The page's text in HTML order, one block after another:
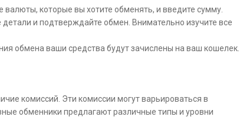
валюты, которые вы хотите обменять, и введите сумму.
детали и подтверждайте обмен. Внимательно изучите все
обмена ваши средства будут зачислены на ваш кошелек.
комиссий. Эти комиссии могут варьироваться в
обменники предлагают различные типы и уровни